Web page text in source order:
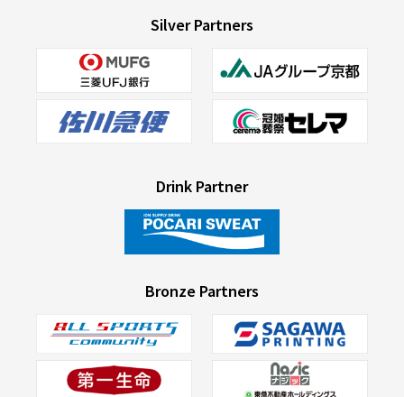
Silver Partners
Drink Partner
Bronze Partners